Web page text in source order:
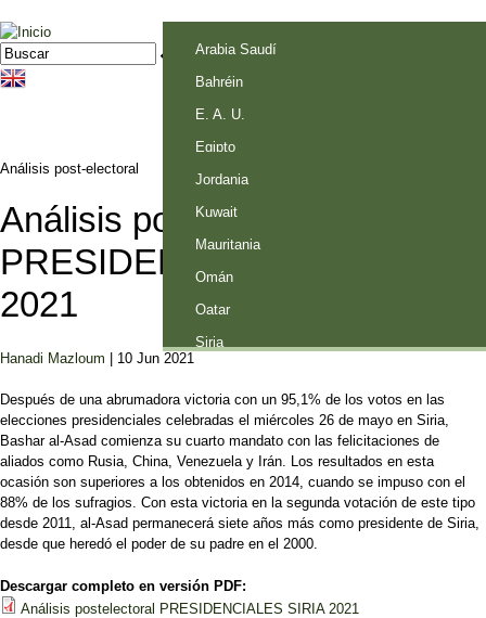
Jump to navigation
Formulario de búsqueda
Buscar
Análisis post-electoral
Análisis postelectoral
PRESIDENCIALES SIRIA
2021
Hanadi Mazloum | 10 Jun 2021
Después de una abrumadora victoria con un 95,1% de los votos en las
elecciones presidenciales celebradas el miércoles 26 de mayo en Siria,
Bashar al-Asad comienza su cuarto mandato con las felicitaciones de
aliados como Rusia, China, Venezuela y Irán. Los resultados en esta
ocasión son superiores a los obtenidos en 2014, cuando se impuso con el
88% de los sufragios. Con esta victoria en la segunda votación de este tipo
desde 2011, al-Asad permanecerá siete años más como presidente de Siria,
desde que heredó el poder de su padre en el 2000.
Descargar completo en versión PDF:
Análisis postelectoral PRESIDENCIALES SIRIA 2021
Palestina
Arabia Saudí
Bahréin
E. A. U.
Egipto
Jordania
Kuwait
Mauritania
Omán
Qatar
Siria